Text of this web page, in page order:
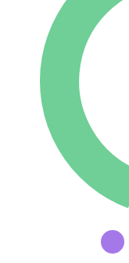
75016 -
16ème
arrondissement
83000 - Toulon
Grenoble